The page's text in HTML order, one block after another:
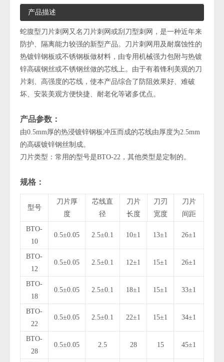
产品描述
蛇腹型刀片刺网又名刀片刺网或刮刀型刺网，是一种近年来
防护、隔离能力较强的新型产品。刀片刺网用及耐腐蚀性的
热镀锌钢板或不锈钢板做材料，由专用机械强力包附与热镀
锌高碳钢丝或不锈钢丝做的芯线上。由于有着锋利美观的刀
片刺、高强度的芯线，使本产品综合了防阻效果好、难破
坏、安装美观方便快捷、耐老化等诸多优点。
产品参数：
由0.5mm厚的热浸镀锌钢板冲压而成的芯线由厚度为2.5mm
的高碳镀锌钢丝制成。
刀片类型：常用的型号是BTO-22，其他类型是定制的。
规格：
型号
刀片厚
度
芯线直
径
刀片
长度
刀刃
宽度
刀片
间距
BTO-
10
0.5±0.05 2.5±0.1 10±1 13±1 26±1
BTO-
12
0.5±0.05 2.5±0.1 12±1 15±1 26±1
BTO-
18
0.5±0.05 2.5±0.1 18±1 15±1 33±1
BTO-
22
0.5±0.05 2.5±0.1 22±1 15±1 34±1
BTO-
28
0.5±0.05 2.5 28 15 45±1